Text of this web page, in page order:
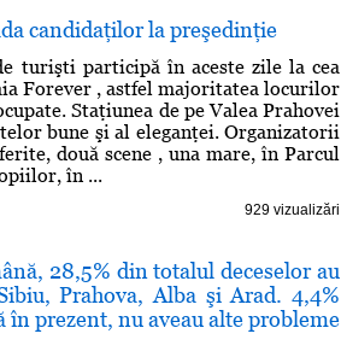
candidaţilor la preşedinţie
turişti participă în aceste zile la cea
Forever , astfel majoritatea locurilor
Staţiunea de pe Valea Prahovei
bune şi al eleganţei. Organizatorii
două scene , una mare, în Parcul
în ...
929 vizualizări
28,5% din totalul deceselor au
Prahova, Alba şi Arad. 4,4%
în prezent, nu aveau alte probleme